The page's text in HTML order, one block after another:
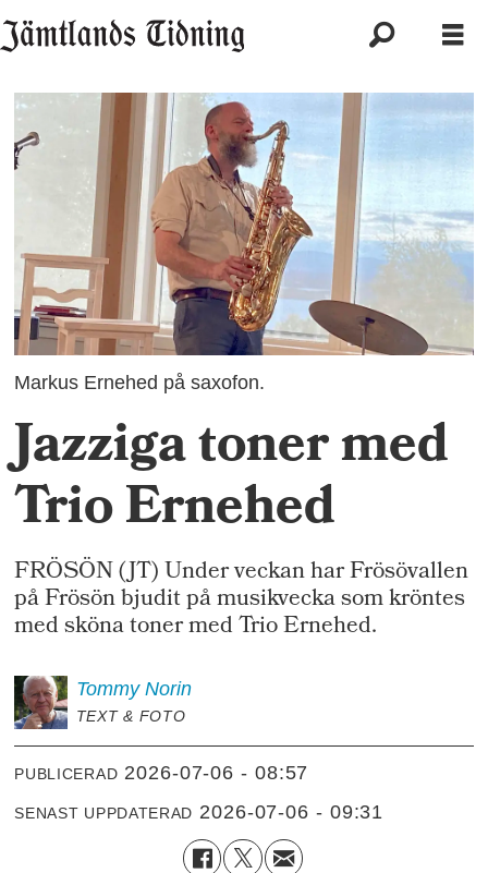
Markus Ernehed på saxofon.
Jazziga toner med
Trio Ernehed
FRÖSÖN (JT) Under veckan har Frösövallen
på Frösön bjudit på musikvecka som kröntes
med sköna toner med Trio Ernehed.
Tommy Norin
TEXT & FOTO
PUBLICERAD 2026-07-06 - 08:57
SENAST UPPDATERAD 2026-07-06 - 09:31